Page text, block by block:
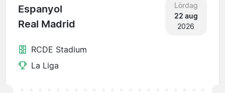
Espanyol
Real Madrid
Lördag
22 aug
2026
RCDE Stadium
La Liga